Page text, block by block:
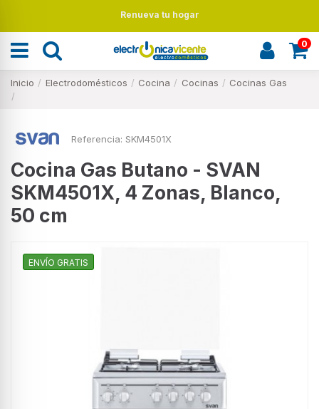
Renueva tu hogar
0
Inicio Electrodomésticos Cocina Cocinas Cocinas Gas
Referencia: SKM4501X
Cocina Gas Butano - SVAN
SKM4501X, 4 Zonas, Blanco,
50 cm
ENVÍO GRATIS